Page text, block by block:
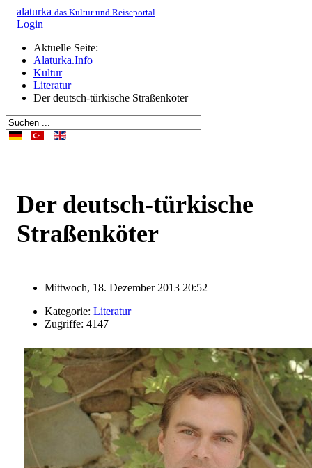
alaturka das Kultur und Reiseportal
Login
Aktuelle Seite:
Alaturka.Info
Kultur
Literatur
Der deutsch-türkische Straßenköter
Der deutsch-türkische
Straßenköter
Mittwoch, 18. Dezember 2013 20:52
Kategorie: Literatur
Zugriffe: 4147